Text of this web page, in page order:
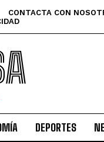
CONTACTA CON
DEPORTES